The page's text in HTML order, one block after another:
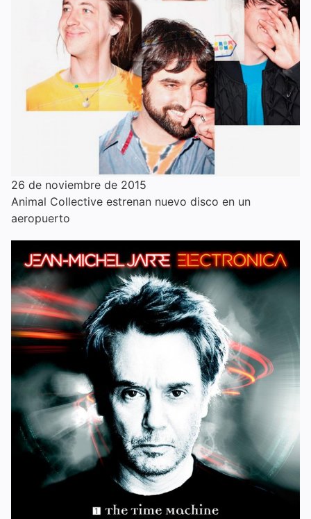
26 de noviembre de 2015
Animal Collective estrenan nuevo disco en un
aeropuerto